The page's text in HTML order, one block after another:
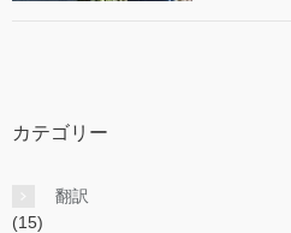
カテゴリー
翻訳
(15)